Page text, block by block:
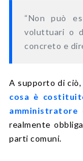
“Non può
voluttuari o
concreto e
A supporto di ciò,
cosa è
amministratore
realmente
parti comuni.